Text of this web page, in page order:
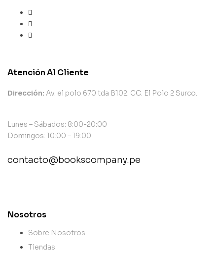
Atención Al Cliente
Dirección: Av. el polo 670 tda B102. CC. El Polo 2 Surco.
Lunes – Sábados: 8:00-20:00
Domingos: 10:00 – 19:00
contacto@bookscompany.pe
Nosotros
Sobre Nosotros
Tiendas